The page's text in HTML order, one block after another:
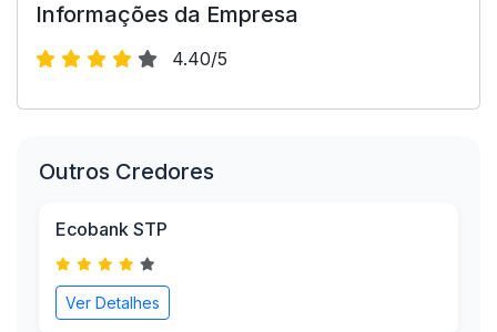
Informações da Empresa
4.40/5
Outros Credores
Ecobank STP
Ver Detalhes